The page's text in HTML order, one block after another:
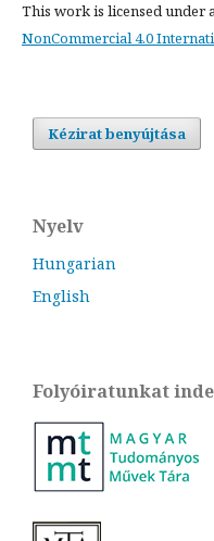
This work is licensed under a
NonCommercial 4.0
Kézirat benyújtása
Nyelv
Hungarian
English
Folyóiratunkat